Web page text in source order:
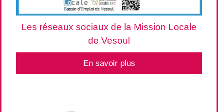
Les réseaux sociaux de la Mission Locale
de Vesoul
En savoir plus